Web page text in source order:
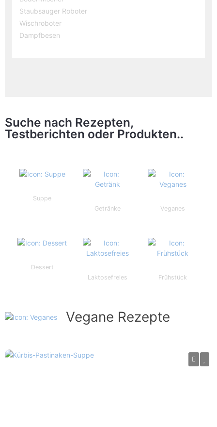
Staubsauger Roboter
Wischroboter
Dampfbesen
Suche nach Rezepten,
Testberichten oder Produkten..
Suppe
Getränke
Veganes
Dessert
Laktosefreies
Frühstück
Vegane Rezepte